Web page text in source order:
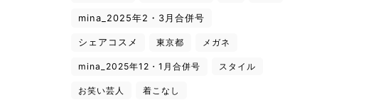
mina_2025年2・3月合併号
シェアコスメ 東京都 メガネ
mina_2025年12・1月合併号 スタイル
お笑い芸人 着こなし